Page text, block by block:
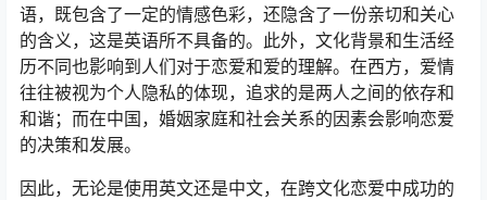
语，既包含了一定的情感色彩，还隐含了一份亲切和关心
的含义，这是英语所不具备的。此外，文化背景和生活经
历不同也影响到人们对于恋爱和爱的理解。在西方，爱情
往往被视为个人隐私的体现，追求的是两人之间的依存和
和谐；而在中国，婚姻家庭和社会关系的因素会影响恋爱
的决策和发展。
因此，无论是使用英文还是中文，在跨文化恋爱中成功的